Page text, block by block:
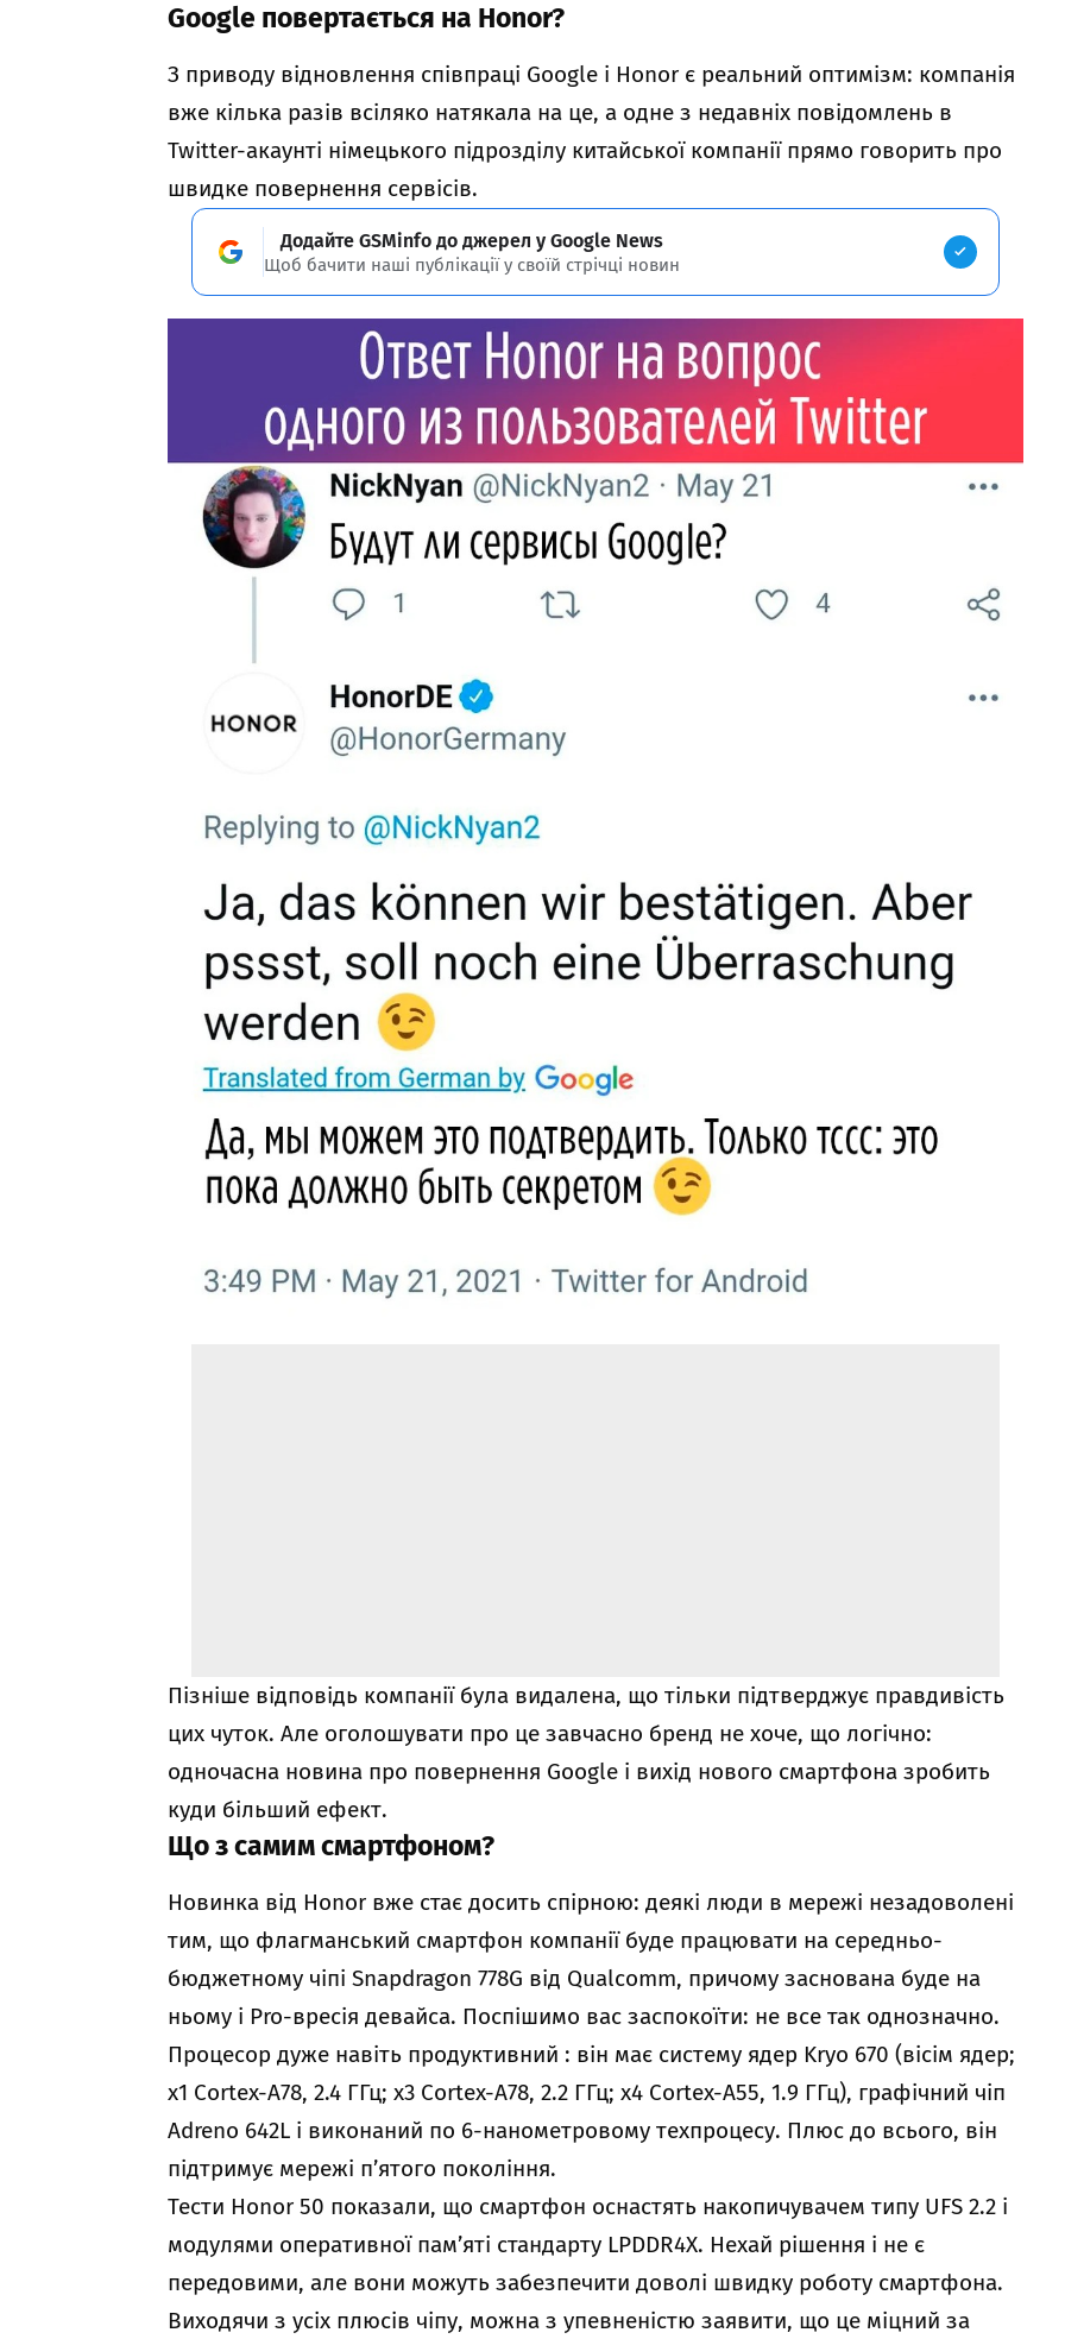
Google повертається на Honor?
З приводу відновлення співпраці Google і Honor є реальний оптимізм: компанія
вже кілька разів всіляко натякала на це, а одне з недавніх повідомлень в
Twitter-акаунті німецького підрозділу китайської компанії прямо говорить про
швидке повернення сервісів.
Додайте GSMinfo до джерел у Google News
Щоб бачити наші публікації у своїй стрічці новин
Пізніше відповідь компанії була видалена, що тільки підтверджує правдивість
цих чуток. Але оголошувати про це завчасно бренд не хоче, що логічно:
одночасна новина про повернення Google і вихід нового смартфона зробить
куди більший ефект.
Що з самим смартфоном?
Новинка від Honor вже стає досить спірною: деякі люди в мережі незадоволені
тим, що флагманський смартфон компанії буде працювати на середньо-
бюджетному чіпі Snapdragon 778G від Qualcomm, причому заснована буде на
ньому і Pro-вресія девайса. Поспішимо вас заспокоїти: не все так однозначно.
Процесор дуже навіть продуктивний : він має систему ядер Kryo 670 (вісім ядер;
x1 Cortex-A78, 2.4 ГГц; x3 Cortex-A78, 2.2 ГГц; x4 Cortex-A55, 1.9 ГГц), графічний чіп
Adreno 642L і виконаний по 6-нанометровому техпроцесу. Плюс до всього, він
підтримує мережі п’ятого покоління.
Тести Honor 50 показали, що смартфон оснастять накопичувачем типу UFS 2.2 і
модулями оперативної пам’яті стандарту LPDDR4X. Нехай рішення і не є
передовими, але вони можуть забезпечити доволі швидку роботу смартфона.
Виходячи з усіх плюсів чіпу, можна з упевненістю заявити, що це міцний за